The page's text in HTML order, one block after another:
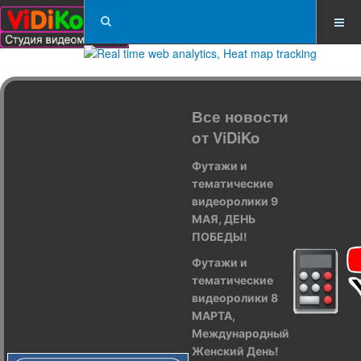
Все новости
от ViDiKo
Футажи и
тематические
видеоролики 9
МАЯ, ДЕНЬ
ПОБЕДЫ!
Футажи и
тематические
видеоролики 8
МАРТА,
Международный
Женский День!